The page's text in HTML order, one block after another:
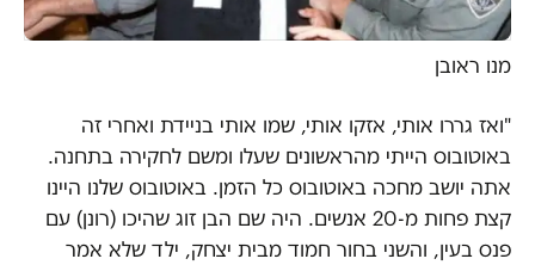
מנו ראובן
"ואז גררו אותי, אזקו אותי, שמו אותי בניידת ואחרי זה
באוטובוס הייתי מהראשונים שעלו ומשם לחקירה בתחנה.
אתה יושב מחכה באוטובוס כל הזמן. באוטובוס שלנו היינו
קצת פחות מ-20 אנשים. היה שם הבן זוג שהיכו (רונן) עם
פנס בעין, והשני בחור חמוד מבית יצחק, ילד שלא אמר